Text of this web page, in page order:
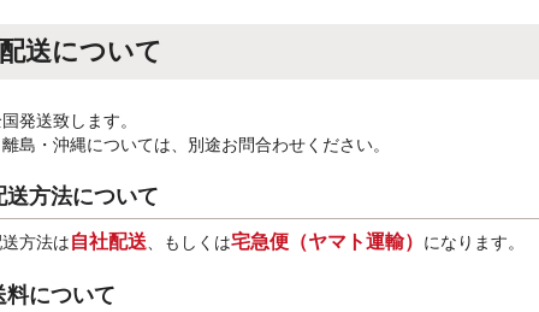
配送について
発送致します。
島・沖縄については、別途お問合わせください。
送方法について
方法は自社配送 、もしくは宅急便（ヤマト運輸） になります。
料について